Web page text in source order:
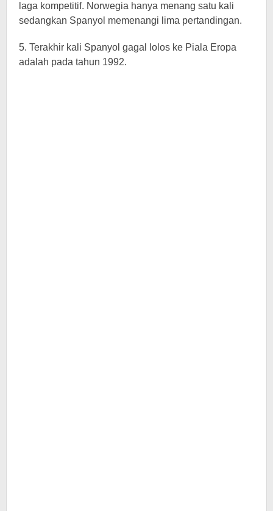
laga kompetitif. Norwegia hanya menang satu kali
sedangkan Spanyol memenangi lima pertandingan.
5. Terakhir kali Spanyol gagal lolos ke Piala Eropa
adalah pada tahun 1992.